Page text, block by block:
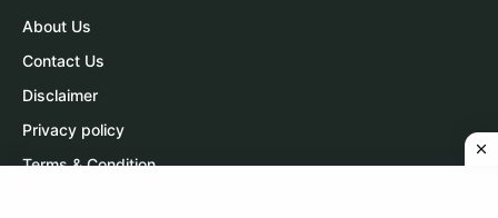
About Us
Contact Us
Disclaimer
Privacy policy
Terms & Condition